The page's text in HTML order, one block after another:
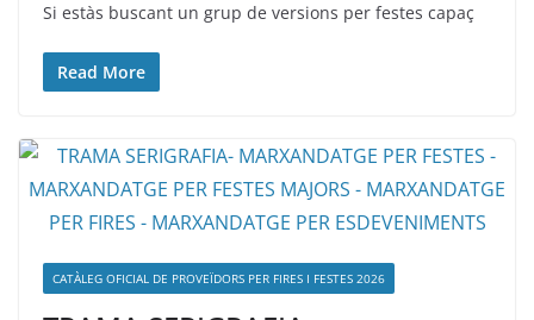
Si estàs buscant un grup de versions per festes capaç
Read More
CATÀLEG OFICIAL DE PROVEÏDORS PER FIRES I FESTES 2026